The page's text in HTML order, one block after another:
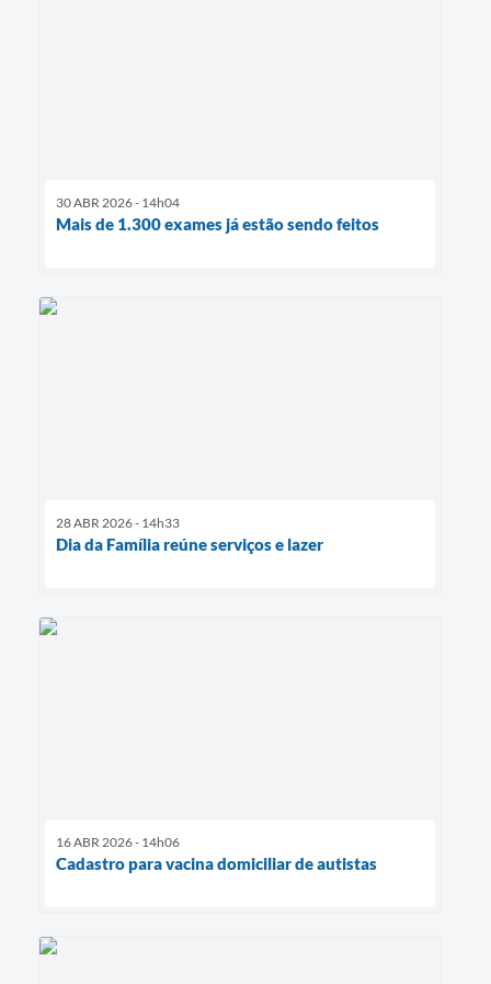
30 ABR 2026 - 14h04
Mais de 1.300 exames já estão sendo feitos
28 ABR 2026 - 14h33
Dia da Família reúne serviços e lazer
16 ABR 2026 - 14h06
Cadastro para vacina domiciliar de autistas